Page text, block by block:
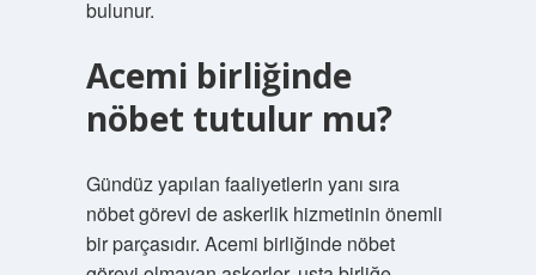
bulunur.
Acemi birliğinde
nöbet tutulur mu?
Gündüz yapılan faaliyetlerin yanı sıra
nöbet görevi de askerlik hizmetinin önemli
bir parçasıdır. Acemi birliğinde nöbet